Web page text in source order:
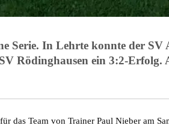
Serie. In Lehrte konnte der
Rödinghausen ein 3:2-
das Team von Trainer Paul Nieber am